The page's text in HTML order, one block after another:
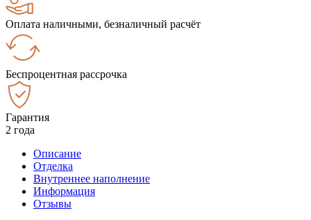
Оплата наличными, безналичный расчёт
Беспроцентная рассрочка
Гарантия
2 года
Описание
Отделка
Внутреннее наполнение
Информация
Отзывы